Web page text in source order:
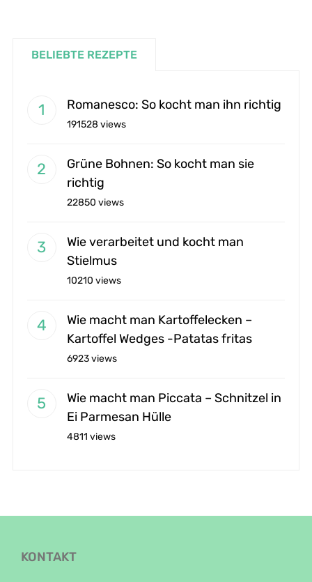
BELIEBTE REZEPTE
Romanesco: So kocht man ihn richtig
191528 views
Grüne Bohnen: So kocht man sie
richtig
22850 views
Wie verarbeitet und kocht man
Stielmus
10210 views
Wie macht man Kartoffelecken –
Kartoffel Wedges -Patatas fritas
6923 views
Wie macht man Piccata – Schnitzel in
Ei Parmesan Hülle
4811 views
KONTAKT